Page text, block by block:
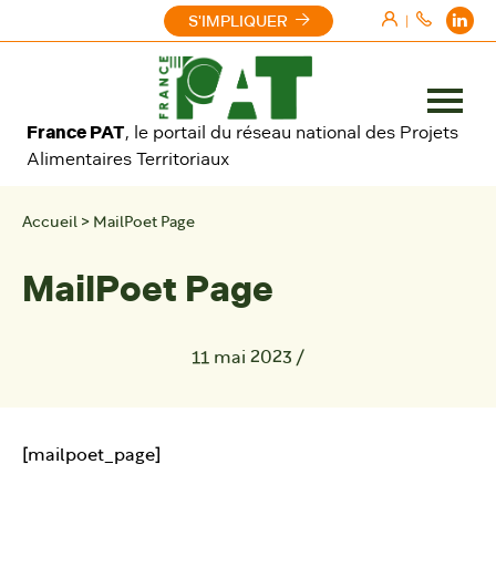
|
France PAT, le portail du réseau national des Projets
Alimentaires Territoriaux
S'IMPLIQUER
Ouvrir
le
Accueil > MailPoet Page
MailPoet Page
11 mai 2023 /
[mailpoet_page]